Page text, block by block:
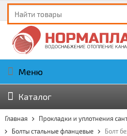
Меню
Каталог
Главная
Прокладки и уплотнения
Болты стальные фланцевые
Болт